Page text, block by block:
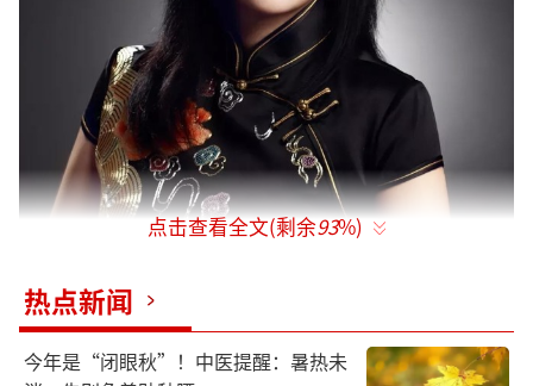
点击查看全文(剩余93%)
热点新闻
今年是“闭眼秋”！中医提醒：暑热未